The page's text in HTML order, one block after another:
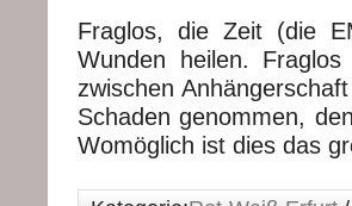
Fraglos, die Zeit (die
Wunden heilen.
zwischen
Schaden genommen,
Womöglich ist dies das